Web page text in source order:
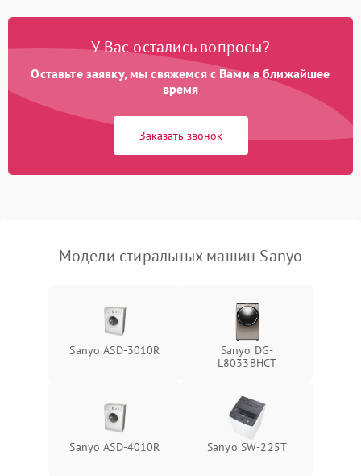
Замена платы управления 2200 ₽ Подробнее →
У Вас остались вопросы?
Оставьте заявку, мы свяжемся с Вами в ближайшее
время
Заказать звонок
Модели стиральных машин Sanyo
Sanyo ASD-3010R
Sanyo DG-
L8033BHCT
Sanyo ASD-4010R Sanyo SW-225T